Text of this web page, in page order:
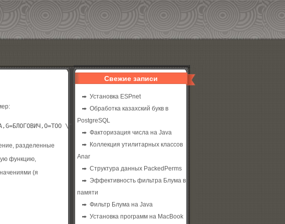
разделенные
функцию,
(я
Свежие записи
Установка ESPnet
Обработка казахский букв в
PostgreSQL
Факторизация числа на Java
Коллекция утилитарных классов
Anar
Структура данных PackedPerms
Эффективность фильтра Блума в
памяти
Фильтр Блума на Java
Установка программ на MacBook